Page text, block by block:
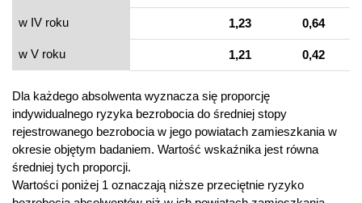
w IV roku 1,23 0,64
w V roku 1,21 0,42
Dla każdego absolwenta wyznacza się proporcję
indywidualnego ryzyka bezrobocia do średniej stopy
rejestrowanego bezrobocia w jego powiatach zamieszkania w
okresie objętym badaniem. Wartość wskaźnika jest równa
średniej tych proporcji.
Wartości poniżej 1 oznaczają niższe przeciętnie ryzyko